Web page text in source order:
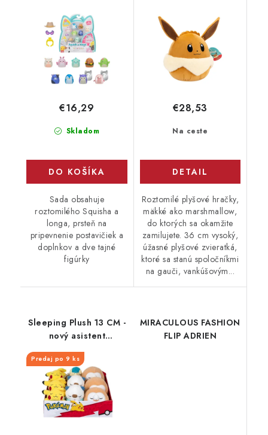
Skladom
€16,29
DO KOŠÍKA
Sada obsahuje
roztomilého Squisha a
longa, prsteň na
pripevnenie postavičiek a
doplnkov a dve tajné
figúrky
Na ceste
€28,53
DETAIL
Roztomilé plyšové hračky,
mäkké ako marshmallow,
do ktorých sa okamžite
zamilujete. 36 cm vysoký,
úžasné plyšové zvieratká,
ktoré sa stanú spoločníkmi
na gauči, vankúšovým...
Sleeping Plush 13 CM -
nový asistent
(Cyndaquil, Rowlet,
Oshawott, Pikacu) W3
Predaj po 9 ks
MIRACULOUS FASHION
FLIP ADRIEN